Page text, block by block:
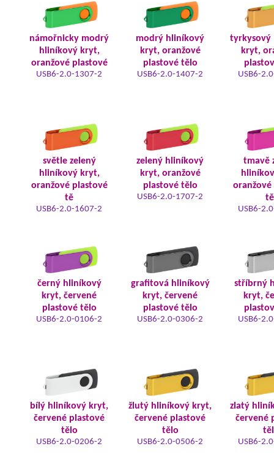
námořnicky modrý
hliníkový kryt,
oranžové plastové
USB6-2.0-1307-2
modrý hliníkový
kryt, oranžové
plastové tělo
USB6-2.0-1407-2
tyrkysový
kryt,
USB6-
světle zelený
hliníkový kryt,
oranžové plastové
tě
USB6-2.0-1607-2
zelený hliníkový
kryt, oranžové
plastové tělo
USB6-2.0-1707-2
tmavě
oranžové
USB6-
černý hliníkový
kryt, červené
plastové tělo
USB6-2.0-0106-2
grafitová hliníkový
kryt, červené
plastové tělo
USB6-2.0-0306-2
stříbrný
kryt,
USB6-
bílý hliníkový kryt,
červené plastové
tělo
USB6-2.0-0206-2
žlutý hliníkový kryt,
červené plastové
tělo
USB6-2.0-0506-2
zlatý
červené
USB6-